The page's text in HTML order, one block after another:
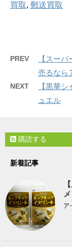
買取, 郵送買取
PREV
【スー
売るなら
NEXT
【黒華
ュエル
購読する
新着記事
ア